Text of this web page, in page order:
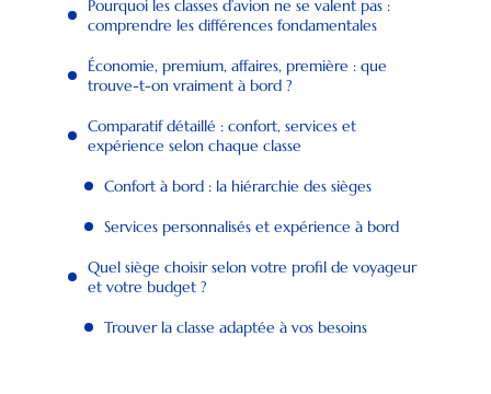
Pourquoi les classes d’avion ne se valent pas :
comprendre les différences fondamentales
Économie, premium, affaires, première : que
trouve-t-on vraiment à bord ?
Comparatif détaillé : confort, services et
expérience selon chaque classe
Confort à bord : la hiérarchie des sièges
Services personnalisés et expérience à bord
Quel siège choisir selon votre profil de voyageur
et votre budget ?
Trouver la classe adaptée à vos besoins